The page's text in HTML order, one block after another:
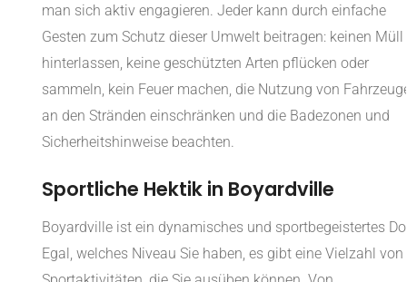
man sich aktiv engagieren. Jeder kann durch einfache
Gesten zum Schutz dieser Umwelt beitragen: keinen Müll
hinterlassen, keine geschützten Arten pflücken oder
sammeln, kein Feuer machen, die Nutzung von
an den Stränden einschränken und die Badezonen und
Sicherheitshinweise beachten.
Sportliche Hektik in Boyardville
Boyardville ist ein dynamisches und sportbegeistertes
Egal, welches Niveau Sie haben, es gibt eine Vielzahl von